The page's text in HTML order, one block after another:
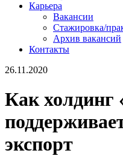
Карьера
Вакансии
Стажировка/
Архив вакансий
Контакты
26.11.2020
Как холдинг
экспорт